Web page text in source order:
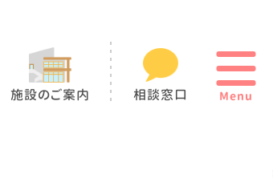
施設のご案内 相談窓口 Menu